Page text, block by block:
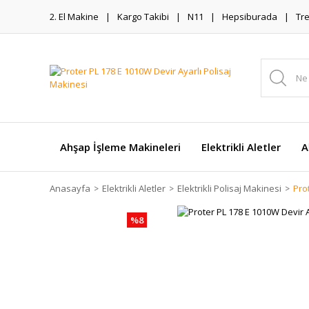
2. El Makine Kargo Takibi N11 Hepsiburada
Ahşap İşleme Makineleri Elektrikli Aletler
Anasayfa Elektrikli Aletler Elektrikli Polisaj Makinesi
%8